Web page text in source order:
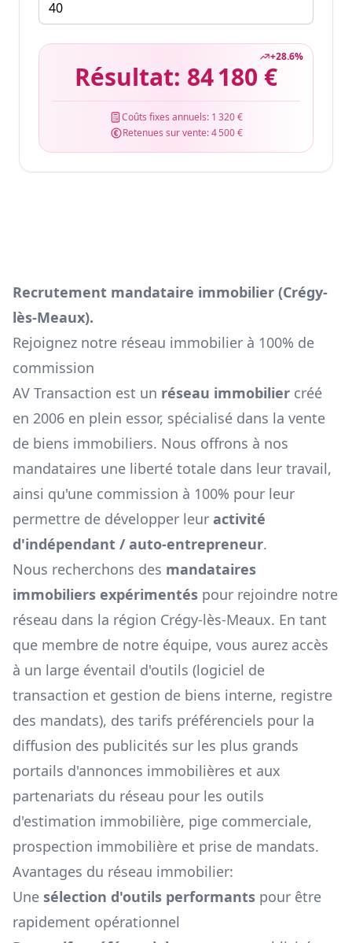
+28.6%
Résultat: 84 180 €
Coûts fixes annuels: 1 320 €
Retenues sur vente:4 500 €
Recrutement mandataire immobilier (Crégy-
lès-Meaux).
Rejoignez notre réseau immobilier à 100% de
commission
AV Transaction est un réseau immobilier créé
en 2006 en plein essor, spécialisé dans la vente
de biens immobiliers. Nous offrons à nos
mandataires une liberté totale dans leur travail,
ainsi qu'une commission à 100% pour leur
permettre de développer leur activité
d'indépendant / auto-entrepreneur.
Nous recherchons des mandataires
immobiliers expérimentés pour rejoindre notre
réseau dans la région Crégy-lès-Meaux. En tant
que membre de notre équipe, vous aurez accès
à un large éventail d'outils (logiciel de
transaction et gestion de biens interne, registre
des mandats), des tarifs préférenciels pour la
diffusion des publicités sur les plus grands
portails d'annonces immobilières et aux
partenariats du réseau pour les outils
d'estimation immobilière, pige commerciale,
prospection immobilière et prise de mandats.
Avantages du réseau immobilier:
Une sélection d'outils performants pour être
rapidement opérationnel